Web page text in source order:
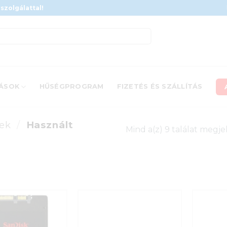
HŰSÉGPROGRAM FIZETÉS ÉS SZÁLLÍTÁS
Használt
Mind a(z) 9 találat